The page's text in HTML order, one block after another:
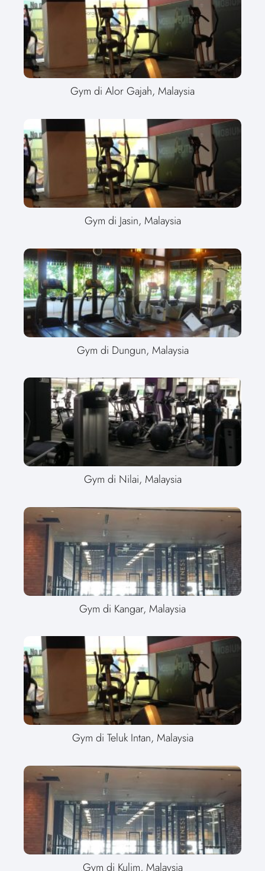
Gym di Alor Gajah, Malaysia
Gym di Jasin, Malaysia
Gym di Dungun, Malaysia
Gym di Nilai, Malaysia
Gym di Kangar, Malaysia
Gym di Teluk Intan, Malaysia
Gym di Kulim, Malaysia